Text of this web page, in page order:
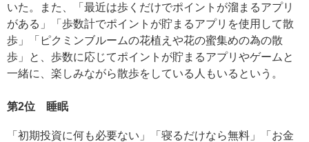
いた。また、「最近は歩くだけでポイントが溜まるアプリ
がある」「歩数計でポイントが貯まるアプリを使用して散
歩」「ピクミンブルームの花植えや花の蜜集めの為の散
歩」と、歩数に応じてポイントが貯まるアプリやゲームと
一緒に、楽しみながら散歩をしている人もいるという。
第2位 睡眠
「初期投資に何も必要ない」「寝るだけなら無料」「お金